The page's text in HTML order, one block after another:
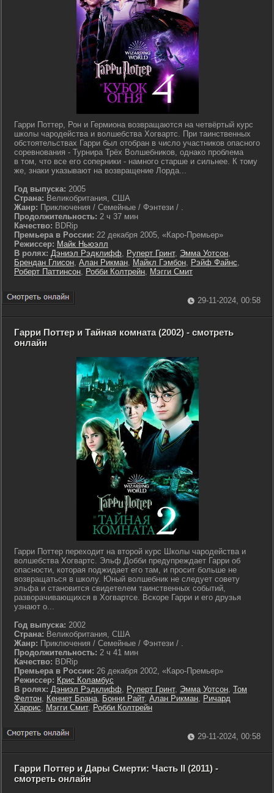
Гарри Поттер, Рон и Гермиона возвращаются на четвёртый курс
школы чародейства и волшебства Хогвартс. При таинственных
обстоятельствах Гарри был отобран в число участников опасного
соревнования - Турнира Трёх Волшебников, однако проблема
в том, что все его соперники - намного старше и сильнее. К тому
же, знаки указывают на возвращение Лорда...
Год выпуска: 2005
Страна: Великобритания, США
Жанр: Приключения / Семейные / Фэнтези / .
Продолжительность: 2 ч 37 мин
Качество: BDRip
Премьера в России: 22 декабря 2005, «Каро-Премьер»
Режиссер: Майк Ньюэлл
В ролях: Дэниэл Рэдклифф, Руперт Гринт, Эмма Уотсон,
Брендан Глисон, Алан Рикман, Майкл Гэмбон, Рэйф Файнс,
Роберт Паттинсон, Робби Колтрейн, Мэгги Смит
29-11-2024, 00:58
Гарри Поттер и Тайная комната (2002) - смотреть
онлайн
Гарри Поттер переходит на второй курс Школы чародейства и
волшебства Хогвартс. Эльф Добби предупреждает Гарри об
опасности, которая поджидает его там, и просит больше не
возвращаться в школу. Юный волшебник не следует совету
эльфа и становится свидетелем таинственных событий,
разворачивающихся в Хогвартсе. Вскоре Гарри и его друзья
узнают о...
Год выпуска: 2002
Страна: Великобритания, США
Жанр: Приключения / Семейные / Фэнтези / .
Продолжительность: 2 ч 41 мин
Качество: BDRip
Премьера в России: 26 декабря 2002, «Каро-Премьер»
Режиссер: Крис Коламбус
В ролях: Дэниэл Рэдклифф, Руперт Гринт, Эмма Уотсон, Том
Фелтон, Кеннет Брана, Бонни Райт, Алан Рикман, Ричард
Харрис, Мэгги Смит, Робби Колтрейн
29-11-2024, 00:58
Гарри Поттер и Дары Смерти: Часть II (2011) -
смотреть онлайн